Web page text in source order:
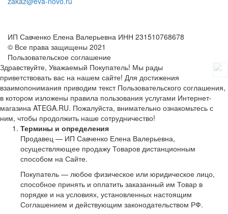
ИП Савченко Елена Валерьевна ИНН 231510768678
© Все права защищены 2021
Пользовательское соглашение
Здравствуйте, Уважаемый Покупатель! Мы рады
приветствовать вас на нашем сайте! Для достижения
взаимопонимания приводим текст Пользовательского соглашения,
в котором изложены правила пользования услугами Интернет-
магазина ATEGA.RU. Пожалуйста, внимательно ознакомьтесь с
ним, чтобы продолжить наше сотрудничество!
Термины и определения
Продавец — ИП Савченко Елена Валерьевна,
осуществляющее продажу Товаров дистанционным
способом на Сайте.
Покупатель — любое физическое или юридическое лицо,
способное принять и оплатить заказанный им Товар в
порядке и на условиях, установленных настоящим
Соглашением и действующим законодательством РФ.